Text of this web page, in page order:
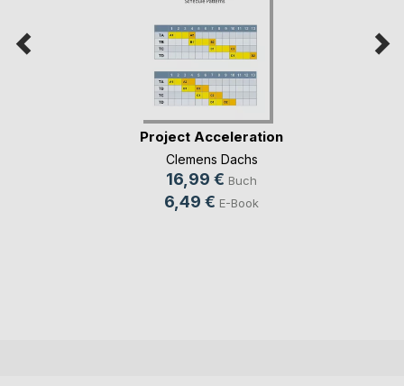
Project Acceleration
Clemens Dachs
16,99 € Buch
6,49 € E-Book